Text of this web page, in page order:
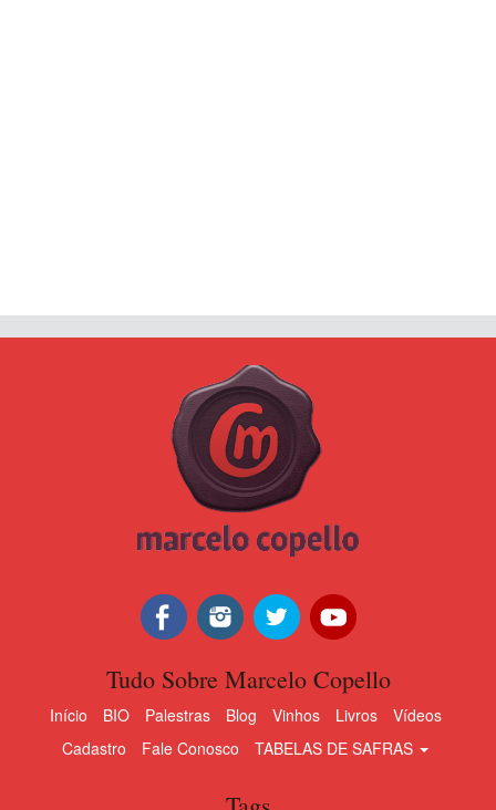
Tudo Sobre Marcelo Copello
Início BIO Palestras Blog Vinhos Livros
Vídeos
Cadastro
Fale Conosco TABELAS DE SAFRAS